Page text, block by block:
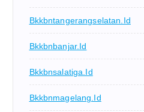
Bkkbntangerangselatan.id
Bkkbnbanjar.id
Bkkbnsalatiga.id
Bkkbnmagelang.id